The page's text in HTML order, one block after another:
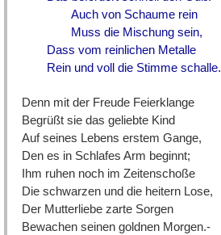
Auch von Schaume rein
Muss die Mischung sein,
Dass vom reinlichen Metalle
Rein und voll die Stimme schalle.
Denn mit der Freude Feierklange
Begrüßt sie das geliebte Kind
Auf seines Lebens erstem Gange,
Den es in Schlafes Arm beginnt;
Ihm ruhen noch im Zeitenschoße
Die schwarzen und die heitern Lose,
Der Mutterliebe zarte Sorgen
Bewachen seinen goldnen Morgen.-